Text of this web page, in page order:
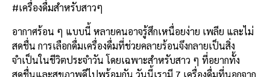
#เครื่องดื่มสำหรับสาวๆ
อากาศร้อน ๆ แบบนี้ หลายคนอาจรู้สึกเหนื่อยง่าย เพลีย และไม่
สดชื่น การเลือกดื่มเครื่องดื่มที่ช่วยคลายร้อนจึงกลายเป็นสิ่ง
จำเป็นในชีวิตประจำวัน โดยเฉพาะสำหรับสาว ๆ ที่อยากทั้ง
สดชื่นและสุขภาพดีไปพร้อมกัน วันนี้เรามี 7 เครื่องดื่มที่นอกจาก